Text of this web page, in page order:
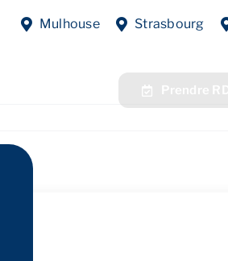
Mulhouse Strasbourg